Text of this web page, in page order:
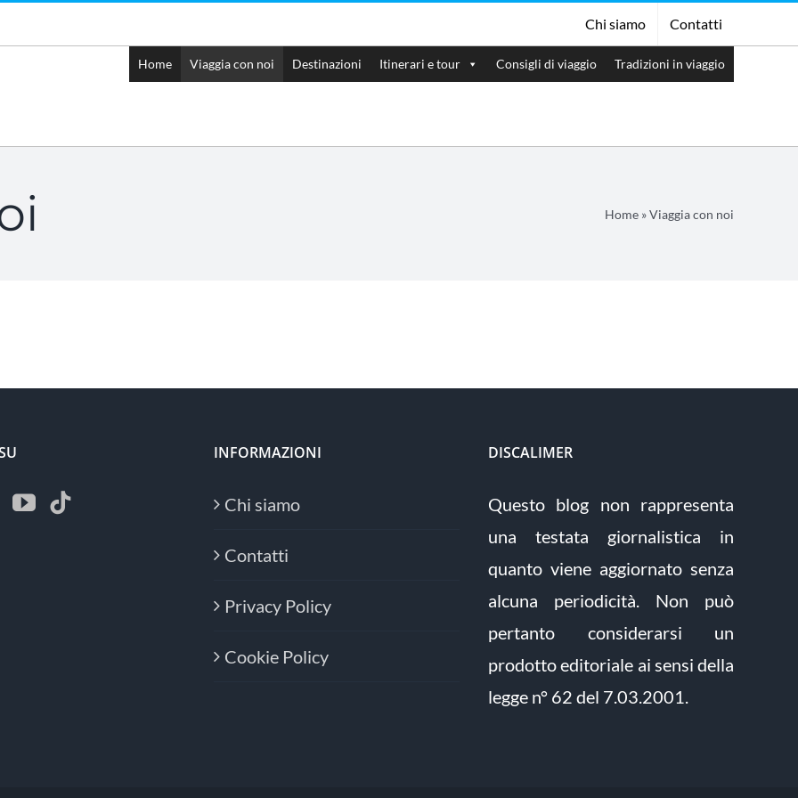
Chi siamo Contatti
Home Viaggia con noi Destinazioni Itinerari e tour Consigli di viaggio Tradizioni in viaggio
Home »Viaggia con noi
INFORMAZIONI
Chi siamo
Contatti
Privacy Policy
Cookie Policy
DISCALIMER
Questo blog non rappresenta
una testata giornalistica in
quanto viene aggiornato senza
alcuna periodicità. Non può
pertanto considerarsi un
prodotto editoriale ai sensi della
legge n° 62 del 7.03.2001.